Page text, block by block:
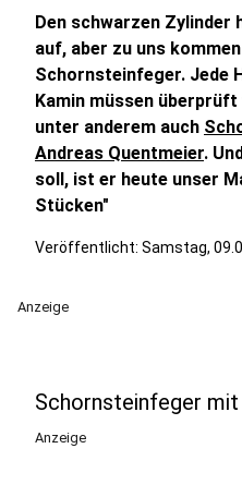
Den schwarzen Zylinder
auf, aber zu uns
Schornsteinfeger. Jede
Kamin müssen
unter anderem auch
Andreas Quentmeier.
soll, ist er heute unser
Stücken"
Veröffentlicht: Samstag,
Anzeige
Schornsteinfeger
Anzeige